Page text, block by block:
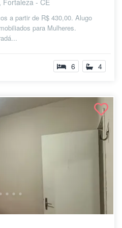
Fortaleza - CE
a partir de R$ 430,00. Alugo
para Mulheres.
6 4